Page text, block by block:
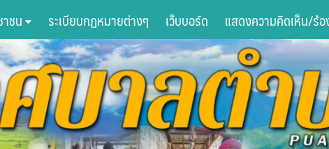
ชน ระเบียบกฏหมายต่างๆ เว็บบอร์ด แสดงความคิดเห็น/ร้